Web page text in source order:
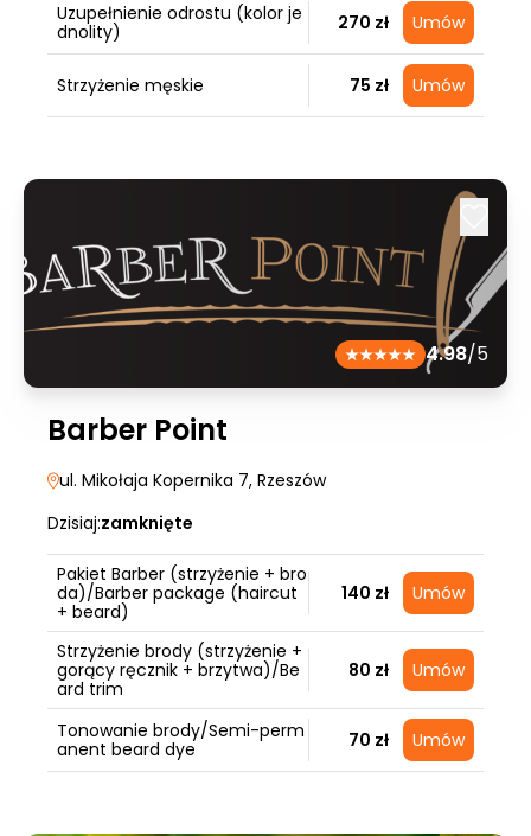
Uzupełnienie odrostu (kolor je
dnolity)
270 zł Umów
Strzyżenie męskie 75 zł Umów
4.98/5
Barber Point
ul. Mikołaja Kopernika 7, Rzeszów
Dzisiaj:zamknięte
Pakiet Barber (strzyżenie + bro
da)/Barber package (haircut
+ beard)
140 zł Umów
Strzyżenie brody (strzyżenie +
gorący ręcznik + brzytwa)/Be
ard trim
80 zł Umów
Tonowanie brody/Semi-perm
anent beard dye
70 zł Umów